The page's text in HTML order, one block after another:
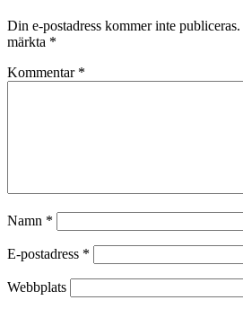
Din e-postadress kommer inte publiceras.
märkta *
Kommentar *
Namn *
E-postadress *
Webbplats